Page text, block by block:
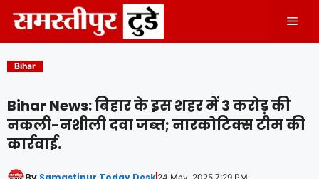
content
Bihar
Bihar News: बिहार के इस शहर में 3 करोड़ की
नकली-नशीली दवा जब्त; नारकोटिक्स टीम की
कार्रवाई.
24 May, 2025 7:29 PM